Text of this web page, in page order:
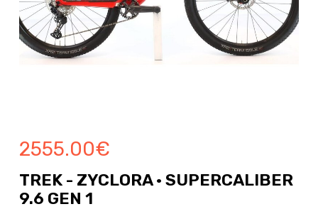
2555.00€
TREK - ZYCLORA · SUPERCALIBER
9.6 GEN 1